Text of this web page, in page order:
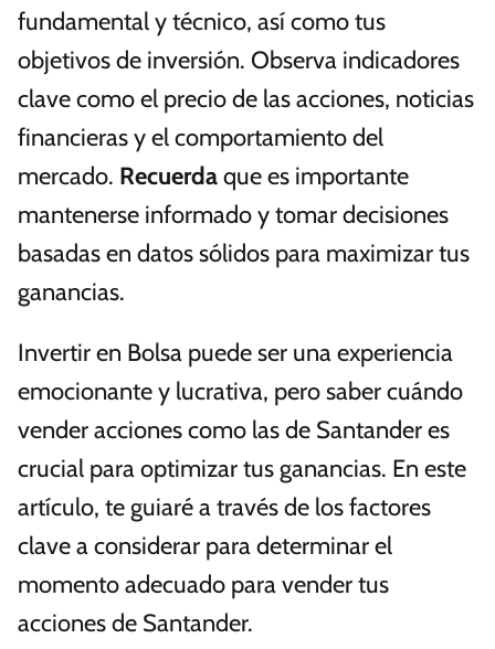
fundamental y técnico, así como tus
objetivos de inversión. Observa indicadores
clave como el precio de las acciones, noticias
financieras y el comportamiento del
mercado. Recuerdaque es importante
mantenerse informado y tomar decisiones
basadas en datos sólidos para maximizar tus
ganancias.
Invertir en Bolsa puede ser una experiencia
emocionante y lucrativa, pero saber cuándo
vender acciones como las de Santander es
crucial para optimizar tus ganancias. En este
artículo, te guiaré a través de los factores
clave a considerar para determinar el
momento adecuado para vender tus
acciones de Santander.